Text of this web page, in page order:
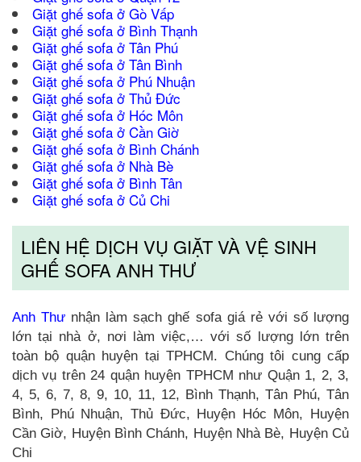
Giặt ghế sofa ở Gò Vấp
Giặt ghế sofa ở Bình Thạnh
Giặt ghế sofa ở Tân Phú
Giặt ghế sofa ở Tân Bình
Giặt ghế sofa ở Phú Nhuận
Giặt ghế sofa ở Thủ Đức
Giặt ghế sofa ở Hóc Môn
Giặt ghế sofa ở Cần Giờ
Giặt ghế sofa ở Bình Chánh
Giặt ghế sofa ở Nhà Bè
Giặt ghế sofa ở Bình Tân
Giặt ghế sofa ở Củ Chi
LIÊN HỆ DỊCH VỤ GIẶT VÀ VỆ SINH
GHẾ SOFA ANH THƯ
Anh Thư nhận làm sạch ghế sofa giá rẻ với số lượng
lớn tại nhà ở, nơi làm việc,… với số lượng lớn trên
toàn bộ quận huyện tại TPHCM. Chúng tôi cung cấp
dịch vụ trên 24 quận huyện TPHCM như Quận 1, 2, 3,
4, 5, 6, 7, 8, 9, 10, 11, 12, Bình Thạnh, Tân Phú, Tân
Bình, Phú Nhuận, Thủ Đức, Huyện Hóc Môn, Huyện
Cần Giờ, Huyện Bình Chánh, Huyện Nhà Bè, Huyện Củ
Chi